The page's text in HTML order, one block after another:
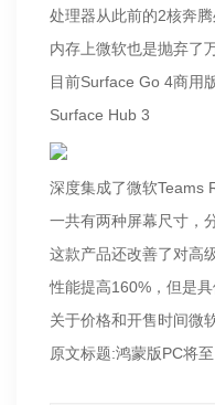
处理器从此前的2核奔
内存上微软也是抛弃了
目前Surface Go 4商用
Surface Hub 3
深度集成了微软Teams
一共有两种屏幕尺寸，
这款产品还改善了对高
性能提高160%，但是
关于价格和开售时间微
原文标题:鸿蒙版PC将